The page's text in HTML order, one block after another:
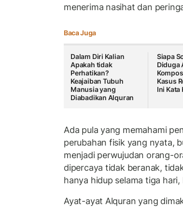
menerima nasihat dan
Baca Juga
Dalam Diri Kalian
Apakah tidak
Perhatikan?
Keajaiban Tubuh
Manusia yang
Diabadikan Alquran
Siapa
Diduga
Kasus
Ini Kata
Ada pula yang memahami
perubahan fisik yang nyata,
menjadi perwujudan orang-
dipercaya tidak beranak,
hanya hidup selama tiga
Ayat-ayat Alquran yang